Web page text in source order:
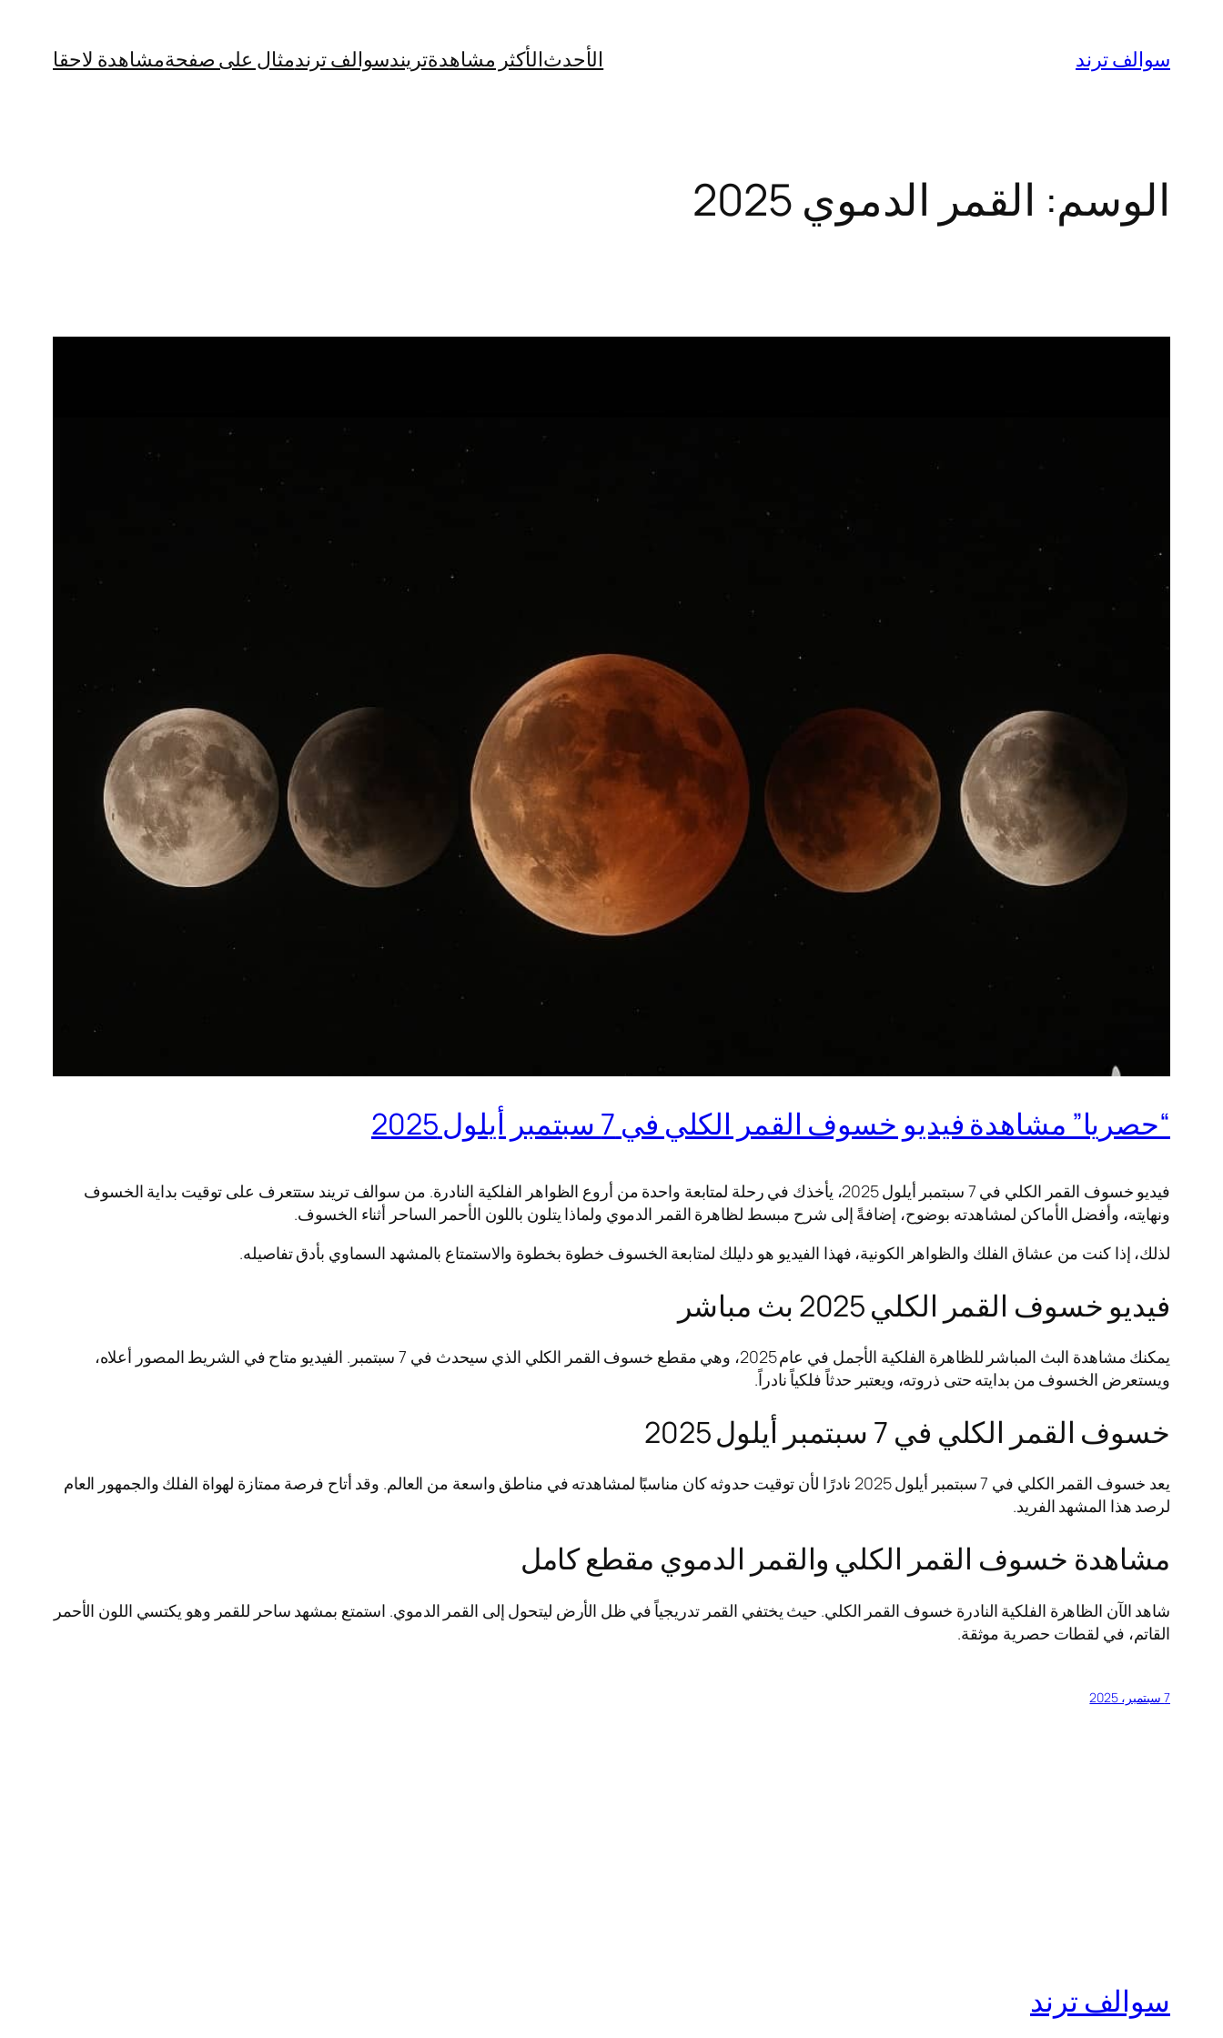
المحتوى
سوالف ترند الأحدثالأكثر مشاهدةتريندسوالف ترندمثال على صفحةمشاهدة لاحقا
الوسم: القمر الدموي 2025
“حصريا” مشاهدة فيديو خسوف القمر الكلي في 7 سبتمبر أيلول 2025
فيديو خسوف القمر الكلي في 7 سبتمبر أيلول 2025، يأخذك في رحلة لمتابعة واحدة من أروع الظواهر الفلكية النادرة. من سوالف تريند ستتعرف على توقيت بداية الخسوف
ونهايته، وأفضل الأماكن لمشاهدته بوضوح، إضافةً إلى شرح مبسط لظاهرة القمر الدموي ولماذا يتلون باللون الأحمر الساحر أثناء الخسوف.
لذلك، إذا كنت من عشاق الفلك والظواهر الكونية، فهذا الفيديو هو دليلك لمتابعة الخسوف خطوة بخطوة والاستمتاع بالمشهد السماوي بأدق تفاصيله.
فيديو خسوف القمر الكلي 2025 بث مباشر
يمكنك مشاهدة البث المباشر للظاهرة الفلكية الأجمل في عام 2025، وهي مقطع خسوف القمر الكلي الذي سيحدث في 7 سبتمبر. الفيديو متاح في الشريط المصور أعلاه،
ويستعرض الخسوف من بدايته حتى ذروته، ويعتبر حدثاً فلكياً نادراً.
خسوف القمر الكلي في 7 سبتمبر أيلول 2025
يعد خسوف القمر الكلي في 7 سبتمبر أيلول 2025 نادرًا لأن توقيت حدوثه كان مناسبًا لمشاهدته في مناطق واسعة من العالم. وقد أتاح فرصة ممتازة لهواة الفلك والجمهور العام
لرصد هذا المشهد الفريد.
مشاهدة خسوف القمر الكلي والقمر الدموي مقطع كامل
شاهد الآن الظاهرة الفلكية النادرة خسوف القمر الكلي. حيث يختفي القمر تدريجياً في ظل الأرض ليتحول إلى القمر الدموي. استمتع بمشهد ساحر للقمر وهو يكتسي اللون الأحمر
القاتم، في لقطات حصرية موثقة.
7 سبتمبر، 2025
سوالف ترند